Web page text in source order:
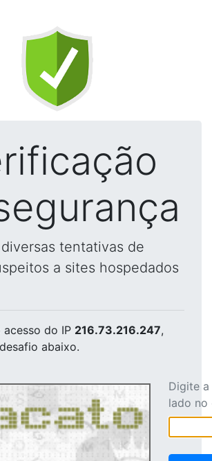
tentativas de
a sites hospedados
acesso do IP 216.73.216.247,
abaixo.
Digite
lado no